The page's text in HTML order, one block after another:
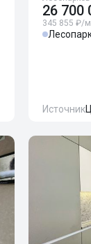
26 700
345 855 ₽/
Источник